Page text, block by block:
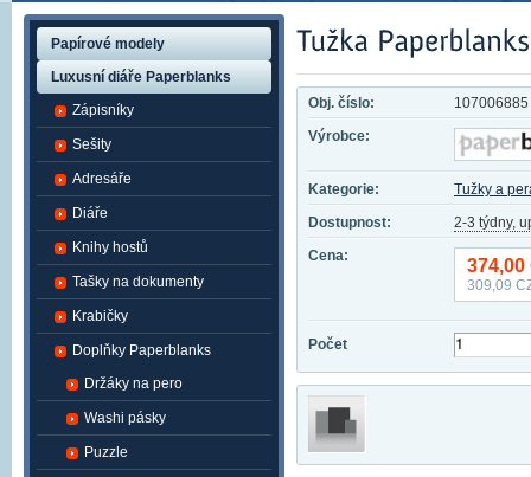
Obj. číslo:
107006885
Výrobce:
Kategorie:
Tužky a
Dostupnost:
2-3 týdny,
Cena:
374,00
309,09
Počet
Papírové modely
Luxusní diáře Paperblanks
Zápisníky
Sešity
Adresáře
Diáře
Knihy hostů
Tašky na dokumenty
Krabičky
Doplňky Paperblanks
Držáky na pero
Washi pásky
Puzzle